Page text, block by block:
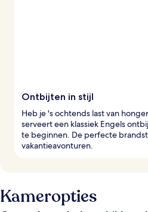
Ontbijten in stijl
Heb je 's ochtends last van
serveert een klassiek Engels
te beginnen. De perfecte
vakantieavonturen.
Kameropties